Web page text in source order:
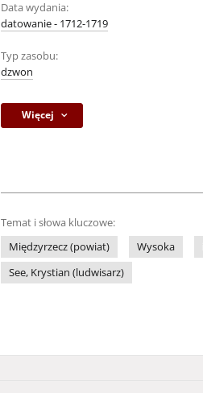
Data wydania:
datowanie - 1712-1719
Typ zasobu:
dzwon
Więcej
Temat i słowa kluczowe:
Międzyrzecz (powiat)
Wysoka
See, Krystian (ludwisarz)